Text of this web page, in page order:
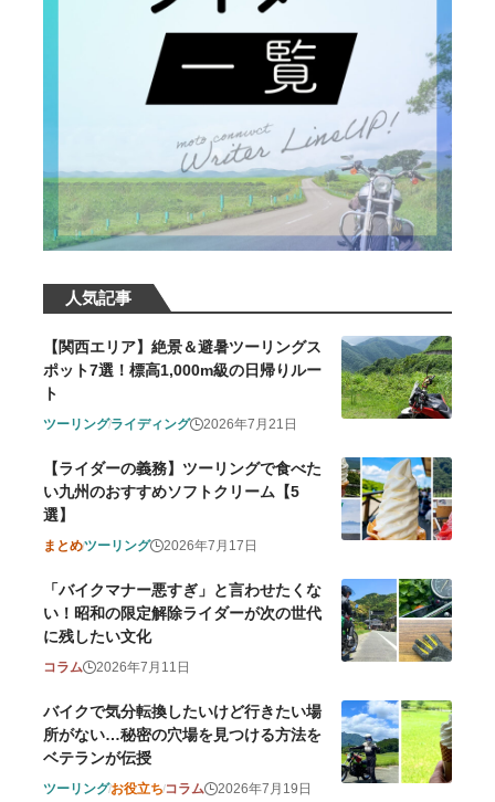
人気記事
【関西エリア】絶景＆避暑ツーリングス
ポット7選！標高1,000m級の日帰りルー
ト
ツーリングライディング 2026年7月21日
【ライダーの義務】ツーリングで食べた
い九州のおすすめソフトクリーム【5
選】
まとめツーリング 2026年7月17日
「バイクマナー悪すぎ」と言わせたくな
い！昭和の限定解除ライダーが次の世代
に残したい文化
コラム 2026年7月11日
バイクで気分転換したいけど行きたい場
所がない…秘密の穴場を見つける方法を
ベテランが伝授
ツーリングお役立ちコラム 2026年7月19日